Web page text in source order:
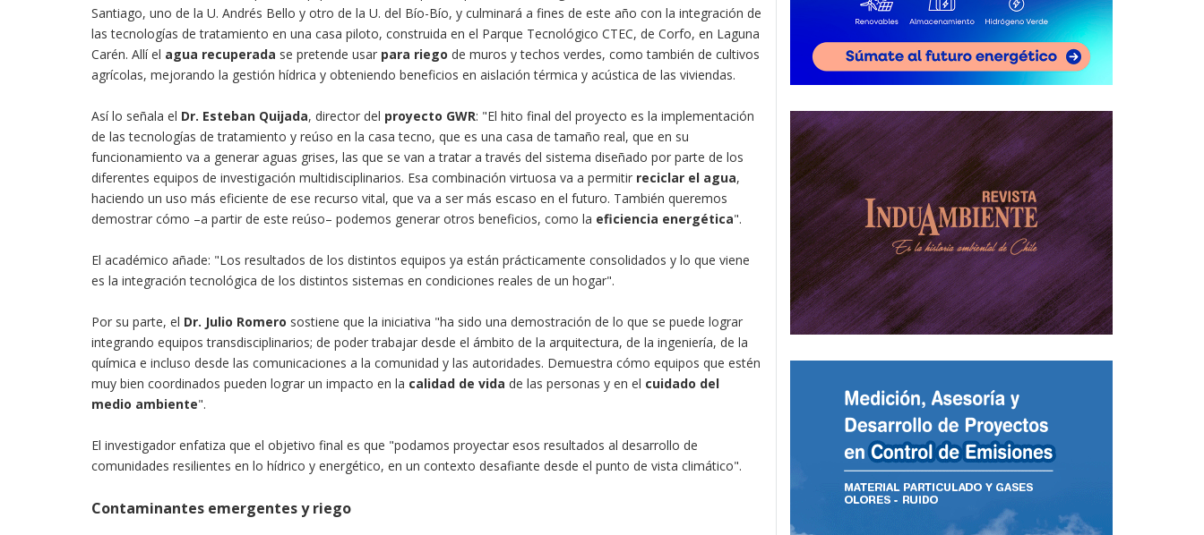
Santiago, uno de la U. Andrés Bello y otro de la U. del Bío-Bío, y culminará a fines de este año con la integración de
las tecnologías de tratamiento en una casa piloto, construida en el Parque Tecnológico CTEC, de Corfo, en Laguna
Carén. Allí el agua recuperada se pretende usar para riego de muros y techos verdes, como también de cultivos
agrícolas, mejorando la gestión hídrica y obteniendo beneficios en aislación térmica y acústica de las viviendas.
Así lo señala el Dr. Esteban Quijada, director del proyecto GWR: "El hito final del proyecto es la implementación
de las tecnologías de tratamiento y reúso en la casa tecno, que es una casa de tamaño real, que en su
funcionamiento va a generar aguas grises, las que se van a tratar a través del sistema diseñado por parte de los
diferentes equipos de investigación multidisciplinarios. Esa combinación virtuosa va a permitir reciclar el agua,
haciendo un uso más eficiente de ese recurso vital, que va a ser más escaso en el futuro. También queremos
demostrar cómo –a partir de este reúso– podemos generar otros beneficios, como la eficiencia energética".
El académico añade: "Los resultados de los distintos equipos ya están prácticamente consolidados y lo que viene
es la integración tecnológica de los distintos sistemas en condiciones reales de un hogar".
Por su parte, el Dr. Julio Romero sostiene que la iniciativa "ha sido una demostración de lo que se puede lograr
integrando equipos transdisciplinarios; de poder trabajar desde el ámbito de la arquitectura, de la ingeniería, de la
química e incluso desde las comunicaciones a la comunidad y las autoridades. Demuestra cómo equipos que estén
muy bien coordinados pueden lograr un impacto en la calidad de vida de las personas y en el cuidado del
medio ambiente".
El investigador enfatiza que el objetivo final es que "podamos proyectar esos resultados al desarrollo de
comunidades resilientes en lo hídrico y energético, en un contexto desafiante desde el punto de vista climático".
Contaminantes emergentes y riego